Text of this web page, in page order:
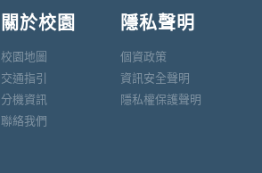
關於校園
校園地圖
交通指引
分機資訊
聯絡我們
隱私聲明
個資政策
資訊安全聲明
隱私權保護聲明